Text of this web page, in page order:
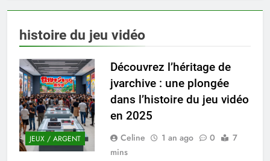
impact dans le domaine médical
4 Mois Ago
Quel est le salaire de Myriam Seurat en
2025 ?
4 Mois Ago
histoire du jeu vidéo
JEUX / ARGENT
Découvrez l’héritage de
jvarchive : une plongée
dans l’histoire du jeu vidéo
en 2025
Celine 1 an ago 0
7
mins